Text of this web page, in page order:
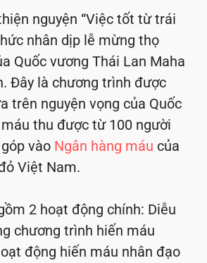
nguyện “Việc tốt từ trái
nhân dịp lễ mừng thọ
Quốc vương Thái Lan Maha
Đây là chương trình được
trên nguyện vọng của Quốc
thu được từ 100 người
vào Ngân hàng máu của
Việt Nam.
2 hoạt động chính: Diễu
chương trình hiến máu
động hiến máu nhân đạo